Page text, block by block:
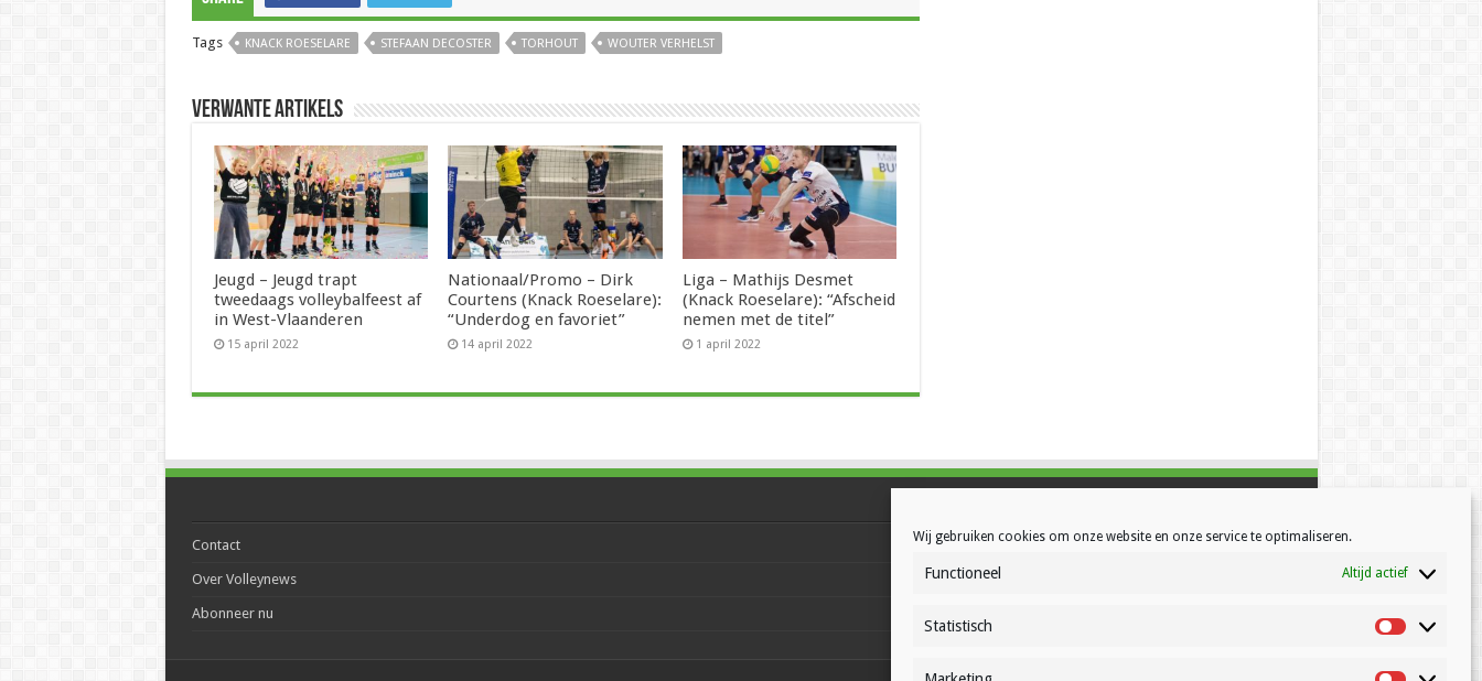
Wij gebruiken cookies om onze website en onze service te optimaliseren.
Functioneel Altijd actief
Statistisch Statistisch
Tags KNACK ROESELARE STEFAAN DECOSTER TORHOUT WOUTER VERHELST
Verwante artikels
Jeugd – Jeugd trapt
tweedaags volleybalfeest af
in West-Vlaanderen
15 april 2022
Nationaal/Promo – Dirk
Courtens (Knack Roeselare):
“Underdog en favoriet”
14 april 2022
Liga – Mathijs Desmet
(Knack Roeselare): “Afscheid
nemen met de titel”
1 april 2022
Contact
Over Volleynews
Abonneer nu